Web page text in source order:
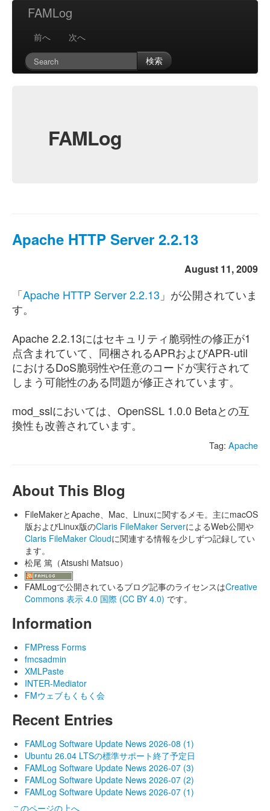
FAMLog
前へ
次へ
検索
FAMLog
Apache HTTP Server 2.2.13
August 11, 2009
「Apache HTTP Server 2.2.13 」が公開されていま
す。
Apache 2.2.13にはセキュリティ脆弱性の修正が1
点含まれていて、同梱されるAPRおよびAPR-util
におけるDoS脆弱性や任意のコードが実行されて
しまう可能性のある問題が修正されています。
mod_sslにおいては、OpenSSL 1.0.0 Betaとの互
換性も改善されています。
Tag: Apache
About This Blog
FileMakerとApache、Mac、Linuxに関するメモ。主にmacOS
版およびLinux版のClaris FileMaker ServerによるWeb公開や
Claris FileMaker Cloudに関連する情報を少しずつ記録してい
ます。
松尾 篤（Atsushi Matsuo）
FAMLogで公開されているブログ記事のライセンスはCreative
Commons 表示 4.0 国際 (CC BY 4.0) です。
Information
FMPress Forms
fmcsadmin
XMLPaste
INTER-Mediator
FMウェブもくもく会
Recent Entries
FAMLog Software Update News 2026-08 (1)
Ubuntu 26.04 LTSの標準サポート終了予定日
FAMLog Software Update News 2026-07 (3)
FAMLog Software Update News 2026-07 (2)
FAMLog Software Update News 2026-07 (1)
このページの上へ